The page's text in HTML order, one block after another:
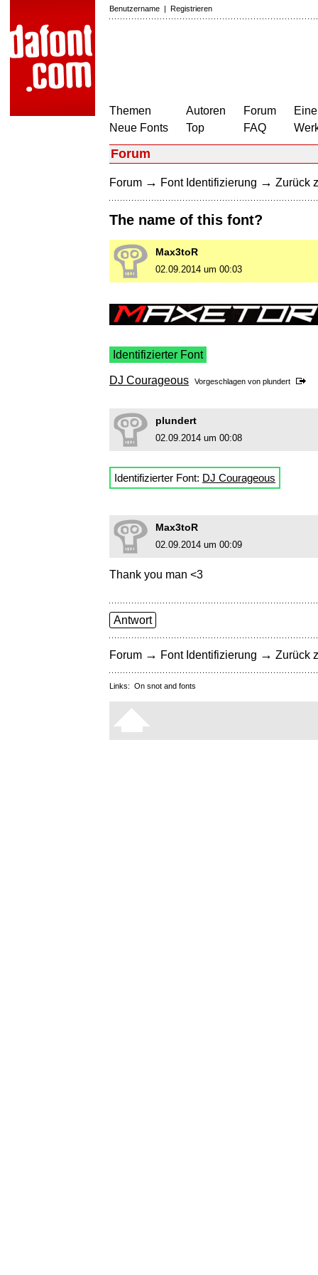
Benutzername | Registrieren
Themen
Neue Fonts
Autoren
Top
Forum
FAQ
Forum
Forum → Font Identifizierung → Zurück
The name of this font?
Max3toR
02.09.2014 um 00:03
Identifizierter Font
DJ Courageous Vorgeschlagen von plundert
plundert
02.09.2014 um 00:08
Identifizierter Font: DJ Courageous
Max3toR
02.09.2014 um 00:09
Thank you man <3
Antwort
Forum → Font Identifizierung → Zurück
Links: On snot and fonts